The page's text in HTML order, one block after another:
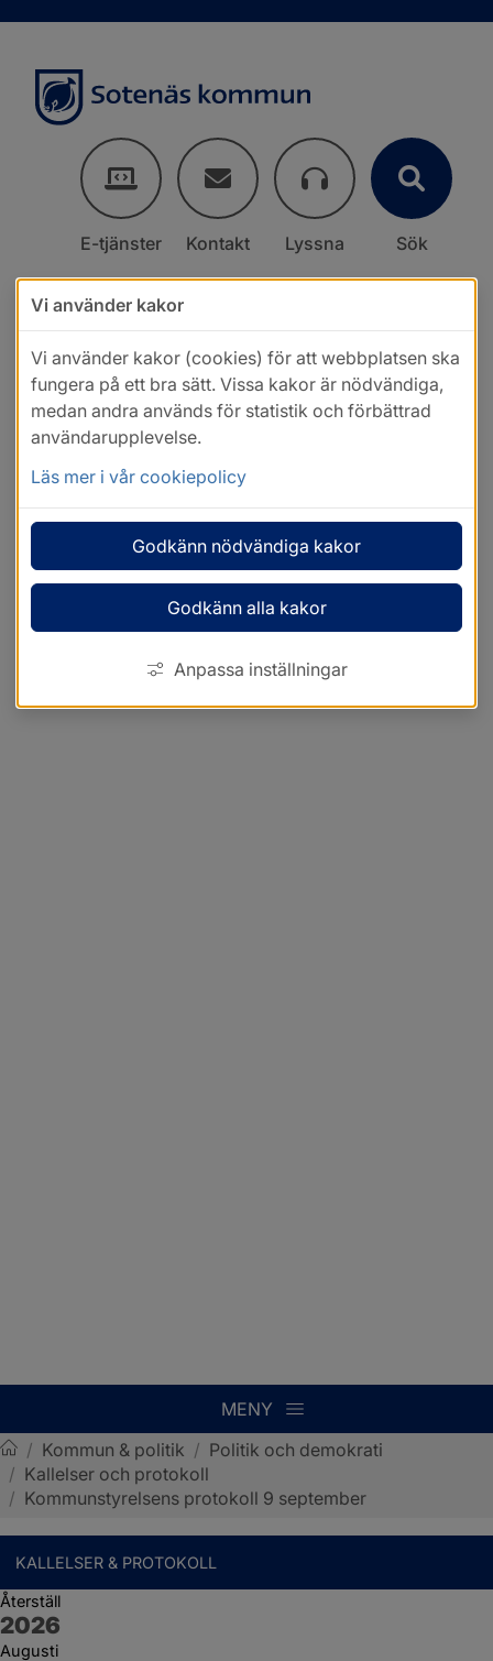
E-tjänster Kontakt Lyssna Sök
MENY
Sotenäs kommun
/ Kommun & politik / Politik och demokrati
/ Kallelser och protokoll
/ Kommunstyrelsens protokoll 9 september
KALLELSER & PROTOKOLL
Återställ
År:
2026
Augusti
Vi använder kakor
Vi använder kakor (cookies) för att webbplatsen ska
fungera på ett bra sätt. Vissa kakor är nödvändiga,
medan andra används för statistik och förbättrad
användarupplevelse.
Läs mer i vår cookiepolicy
Godkänn nödvändiga kakor
Godkänn alla kakor
Anpassa inställningar